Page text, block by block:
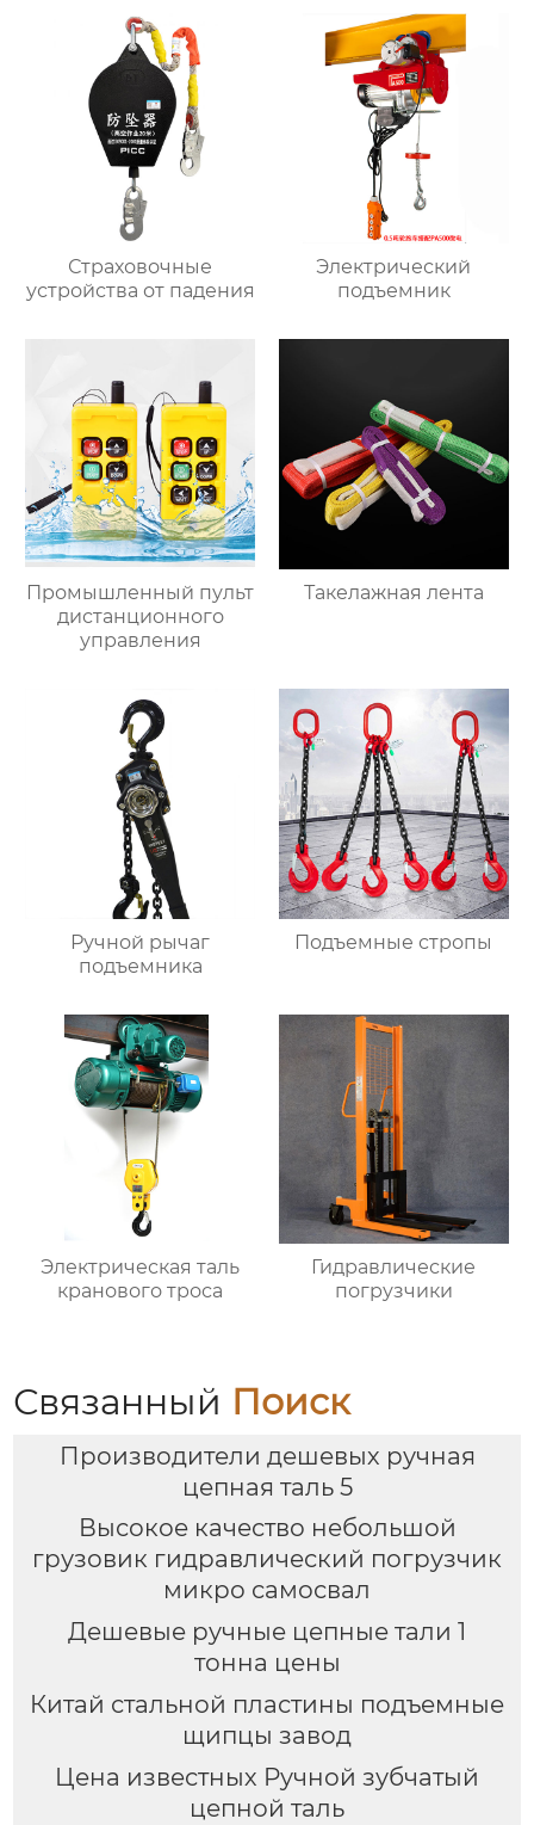
Страховочные
устройства от падения
Электрический
подъемник
Промышленный пульт
дистанционного
управления
Такелажная лента
Ручной рычаг
подъемника
Подъемные стропы
Электрическая таль
кранового троса
Гидравлические
погрузчики
Связанный Поиск
Производители дешевых ручная
цепная таль 5
Высокое качество небольшой
грузовик гидравлический погрузчик
микро самосвал
Дешевые ручные цепные тали 1
тонна цены
Китай стальной пластины подъемные
щипцы завод
Цена известных Ручной зубчатый
цепной таль